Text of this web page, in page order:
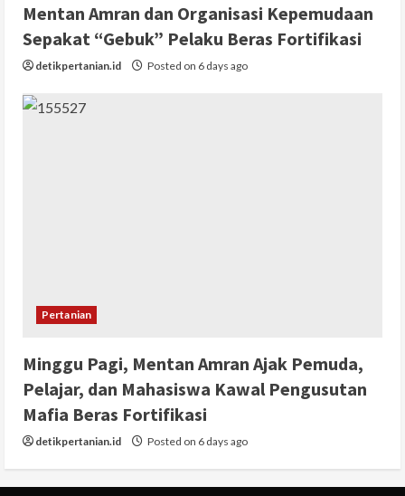
Mentan Amran dan Organisasi Kepemudaan
Sepakat “Gebuk” Pelaku Beras Fortifikasi
detikpertanian.id Posted on 6 days ago
Pertanian
Minggu Pagi, Mentan Amran Ajak Pemuda,
Pelajar, dan Mahasiswa Kawal Pengusutan
Mafia Beras Fortifikasi
detikpertanian.id Posted on 6 days ago